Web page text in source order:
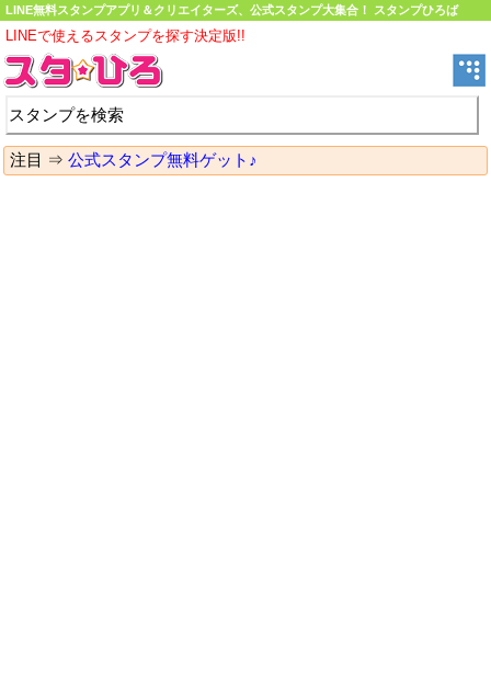
LINE無料スタンプアプリ＆クリエイターズ、公式スタンプ大集合！ スタンプひろば
LINEで使えるスタンプを探す決定版!!
注目 ⇒ 公式スタンプ無料ゲット♪